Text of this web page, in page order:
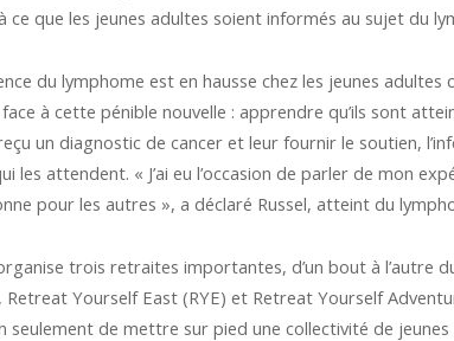
ce que les jeunes adultes soient informés au sujet du
du lymphome est en hausse chez les jeunes
à cette pénible nouvelle : apprendre qu’ils sont
un diagnostic de cancer et leur fournir le soutien,
les attendent. « J’ai eu l’occasion de parler de mon
pour les autres », a déclaré Russel, atteint du
trois retraites importantes, d’un bout à l’autre
Retreat Yourself East (RYE) et Retreat Yourself
seulement de mettre sur pied une collectivité de